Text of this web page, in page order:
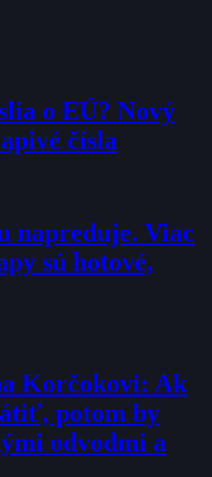
o EÚ? Nový
čísla
napreduje. Viac
sú hotové,
Korčokovi: Ak
potom by
odvodmi a